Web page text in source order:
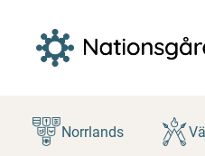
innehåll
Norrlands